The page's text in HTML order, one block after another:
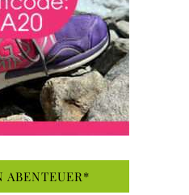
ABENTEUER*